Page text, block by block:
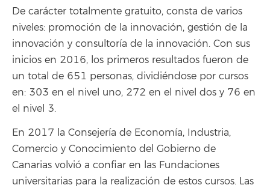
De carácter totalmente gratuito, consta de varios
niveles: promoción de la innovación, gestión de la
innovación y consultoría de la innovación. Con sus
inicios en 2016, los primeros resultados fueron de
un total de 651 personas, dividiéndose por cursos
en: 303 en el nivel uno, 272 en el nivel dos y 76 en
el nivel 3.
En 2017 la Consejería de Economía, Industria,
Comercio y Conocimiento del Gobierno de
Canarias volvió a confiar en las Fundaciones
universitarias para la realización de estos cursos. Las